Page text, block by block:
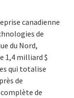
canadienne
de
du Nord,
1,4 milliard $
qui totalise
de
de